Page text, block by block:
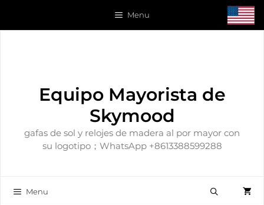
Menu
Equipo Mayorista de
Skymood
gafas de sol y relojes de madera al por mayor con
su logotipo；WhatsApp +8613388599288
Menu